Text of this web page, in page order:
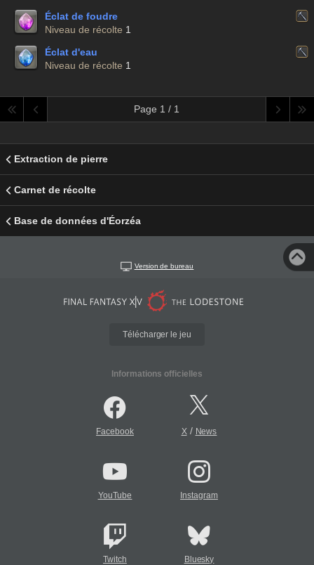
Éclat de foudre
Niveau de récolte 1
Éclat d'eau
Niveau de récolte 1
Page 1 / 1
Extraction de pierre
Carnet de récolte
Base de données d'Éorzéa
Version de bureau
Télécharger le jeu
Informations officielles
Facebook X/ News
YouTube Instagram
Twitch Bluesky